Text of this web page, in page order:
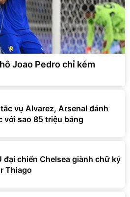
Joao Pedro chỉ kém
vụ Alvarez, Arsenal đánh
với sao 85 triệu bảng
đại chiến Chelsea giành chữ ký
Thiago